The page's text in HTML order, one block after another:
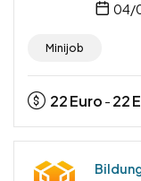
04/
Minijob
22Euro - 22